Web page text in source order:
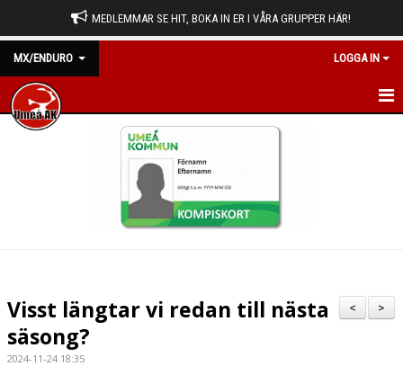
MEDLEMMAR SE HIT, BOKA IN ER I VÅRA GRUPPER HÄR!
MX/ENDURO LOGGA IN
HEM
KONTAKT
>
<
Visst längtar vi redan till nästa
säsong?
2024-11-24 18:35